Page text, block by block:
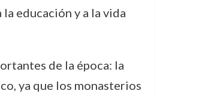
educación y a la vida
de la época: la
ya que los monasterios